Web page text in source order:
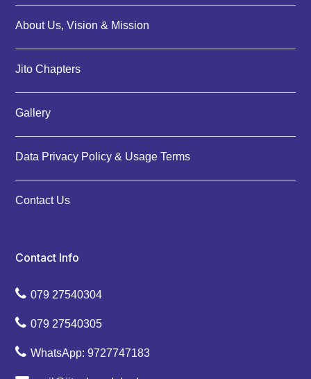
About Us, Vision & Mission
Jito Chapters
Gallery
Data Privacy Policy & Usage Terms
Contact Us
Contact Info
079 27540304
079 27540305
WhatsApp: 9727747183